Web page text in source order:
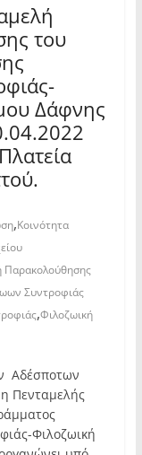
του
Δάφνης
,Κοινότητα
Παρακολούθησης
Συντροφιάς
,Φιλοζωική
Αδέσποτων
Πενταμελής
Φιλοζωική